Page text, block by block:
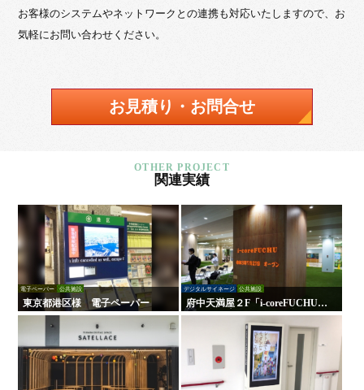
お客様のシステムやネットワークとの連携も対応いたしますので、お
気軽にお問い合わせください。
お見積り・お問合せ
関連実績
電子ペーパー 公共施設
東京都港区様 電子ペーパー
デジタルサイネージ 公共施設
府中天満屋２F「i-coreFUCHU」
様 LED木目ウォール 他